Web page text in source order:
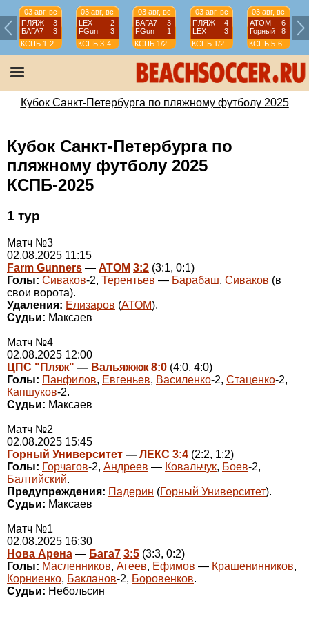
03 авг, вс
ПЛЯЖ
3
БАГА7
3
КСПБ 1-2
03 авг, вс
LEX
2
FGun
3
КСПБ 3-4
03 авг, вс
БАГА7
3
FGun
1
КСПБ 1/2
03 авг, вс
ПЛЯЖ
4
LEX
3
КСПБ 1/2
03 авг, вс
АТОМ
6
Горный
8
КСПБ 5-6
Кубок Санкт-Петербурга по пляжному футболу 2025
Кубок Санкт-Петербурга по
пляжному футболу 2025
КСПБ-2025
1 тур
Матч №3
02.08.2025 11:15
Farm Gunners — АТОМ 3:2 (3:1, 0:1)
Голы: Сиваков-2, Терентьев — Барабаш, Сиваков (в
свои ворота).
Удаления: Елизаров (АТОМ).
Судьи: Максаев
Матч №4
02.08.2025 12:00
ЦПС "Пляж" — Вальяжжж 8:0 (4:0, 4:0)
Голы: Панфилов, Евгеньев, Василенко-2, Стаценко-2,
Капшуков-2.
Судьи: Максаев
Матч №2
02.08.2025 15:45
Горный Университет — ЛЕКС 3:4 (2:2, 1:2)
Голы: Горчагов-2, Андреев — Ковальчук, Боев-2,
Балтийский.
Предупреждения: Падерин (Горный Университет).
Судьи: Максаев
Матч №1
02.08.2025 16:30
Нова Арена — Бага7 3:5 (3:3, 0:2)
Голы: Масленников, Агеев, Ефимов — Крашенинников,
Корниенко, Бакланов-2, Боровенков.
Судьи: Небольсин